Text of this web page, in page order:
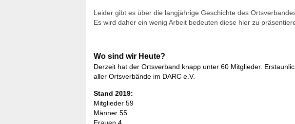
Leider gibt es über die langjährige Geschichte des
Es wird daher ein wenig Arbeit bedeuten diese hier zu
Wo sind wir Heute?
Derzeit hat der Ortsverband knapp unter 60 Mitglieder.
aller Ortsverbände im DARC e.V.
Stand 2019:
Mitglieder 59
Männer 55